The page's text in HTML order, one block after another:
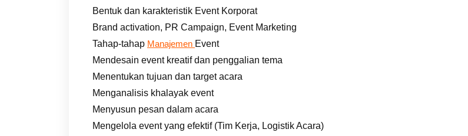
Bentuk dan karakteristik Event Korporat
Brand activation, PR Campaign, Event Marketing
Tahap-tahap Manajemen Event
Mendesain event kreatif dan penggalian tema
Menentukan tujuan dan target acara
Menganalisis khalayak event
Menyusun pesan dalam acara
Mengelola event yang efektif (Tim Kerja, Logistik Acara)